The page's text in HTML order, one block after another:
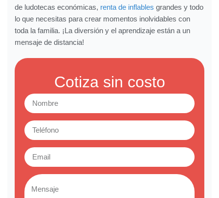
de ludotecas económicas, renta de inflables grandes y todo
lo que necesitas para crear momentos inolvidables con
toda la familia. ¡La diversión y el aprendizaje están a un
mensaje de distancia!
Cotiza sin costo